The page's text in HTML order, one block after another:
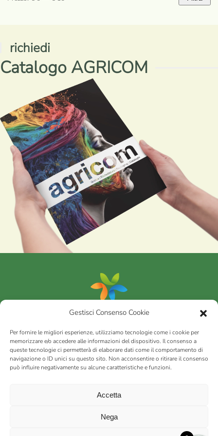
Gestisci Consenso Cookie
Per fornire le migliori esperienze, utilizziamo tecnologie come i cookie per
memorizzare e/o accedere alle informazioni del dispositivo. Il consenso a
queste tecnologie ci permetterà di elaborare dati come il comportamento di
navigazione o ID unici su questo sito. Non acconsentire o ritirare il consenso
può influire negativamente su alcune caratteristiche e funzioni.
Accetta
Nega
Prezzo
Prezzo
richiedi
Catalogo AGRICOM
Portfolio
AGRICOMs.r.l.
via Montalbano 65 51100 Case Nuove di Masiano (PT) | codice
Int. versato | Repertorio Economico Amministrativo C.C.I.A.A. di
Privacy policy